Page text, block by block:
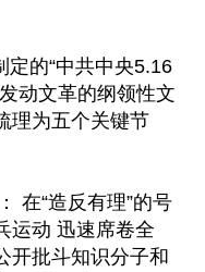
定的“中共中央5.16
动文革的纲领性文
理为五个关键节
在“造反有理”的号
运动 迅速席卷全
开批斗知识分子和